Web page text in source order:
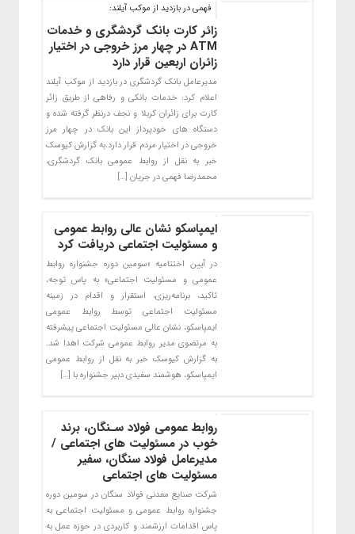
فهمی در بازدید از موکب آیلند:
زائر کارت بانک گردشگری و خدمات
ATM در چهار مرز خروجی در اختیار
زائران اربعین قرار دارد
مدیرعامل بانک گردشگری در بازدید از موکب آیلند
اعلام کرد: خدمات بانکی و رفاهی از طریق زائر
کارت برای زائران کربلا و نجف درنظر گرفته شده و
دستگاه های خودپرداز این بانک در چهار مرز
خروجی در اختیار مردم قرار دارد.به گزارش کیوسک
خبر به نقل از روابط عمومی بانک گردشگری،
محمدرضا فهمی در جریان […]
ایمپاسکو نشان عالی روابط عمومی
و مسئولیت اجتماعی دریافت کرد
در آیین اختتامیه «سومین دوره جشنواره روابط
عمومی و مسئولیت اجتماعی» به پاس توجه،
تاکید، برنامه‌ریزی، استقرار و اقدام در زمینه
مسئولیت اجتماعی توسط روابط عمومی
ایمپاسکو، نشان عالی مسئولیت اجتماعی پیشرفته
به مرتضوی مدیر روابط عمومی شرکت اهدا شد.
به گزارش کیوسک خبر به نقل از روابط عمومی
ایمپاسکو، هوشمند سفیدی دبیر جشنواره با […]
روابط عمومی فولاد سـنگان، برند
خوب در مسئولیت های اجتماعی /
مدیرعامل فولاد سنگان، سفیر
مسئولیت های اجتماعی
شرکت صنایع معدنی فولاد سنگان در سومین دوره
جشنواره روابط عمومی و مسئولیت اجتماعی به
پاس اقدامات ارزشمند و کاربردی در حوزه عمل به